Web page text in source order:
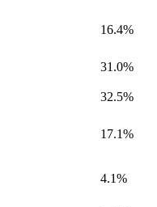
16.4%
31.0%
32.5%
17.1%
4.1%